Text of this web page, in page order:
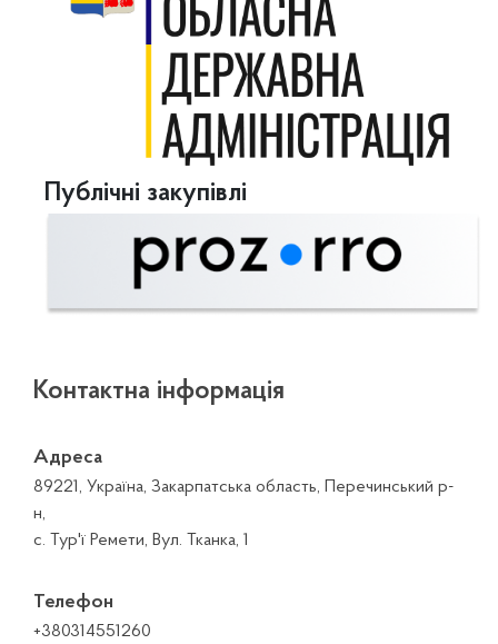
Публічні закупівлі
Контактна інформація
Адреса
89221, Україна, Закарпатська область, Перечинський р-
н,
с. Тур'ї Ремети, Вул. Тканка, 1
Телефон
+380314551260